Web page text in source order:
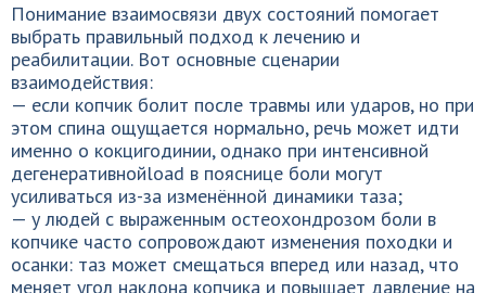
Понимание взаимосвязи двух состояний помогает
выбрать правильный подход к лечению и
реабилитации. Вот основные сценарии
взаимодействия:
— если копчик болит после травмы или ударов, но при
этом спина ощущается нормально, речь может идти
именно о кокцигодинии, однако при интенсивной
дегенеративнойload в пояснице боли могут
усиливаться из-за изменённой динамики таза;
— у людей с выраженным остеохондрозом боли в
копчике часто сопровождают изменения походки и
осанки: таз может смещаться вперед или назад, что
меняет угол наклона копчика и повышает давление на